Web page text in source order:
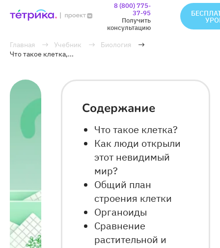
8 (800) 775-
37-95
Получить
консультацию
Главная Учебник
Биология
Что такое клетка,...
Содержание
Что такое клетка?
Как люди открыли
этот невидимый
мир?
Общий план
строения клетки
Органоиды
Сравнение
растительной и